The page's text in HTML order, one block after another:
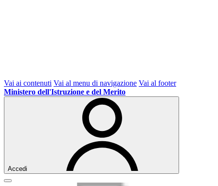
Vai ai contenuti Vai al menu di navigazione Vai al footer
Ministero dell'Istruzione e del Merito
Accedi